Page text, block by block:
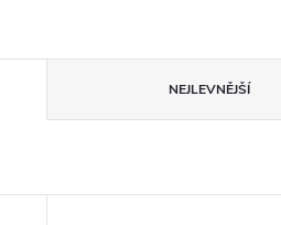
NEJLEVNĚJŠÍ